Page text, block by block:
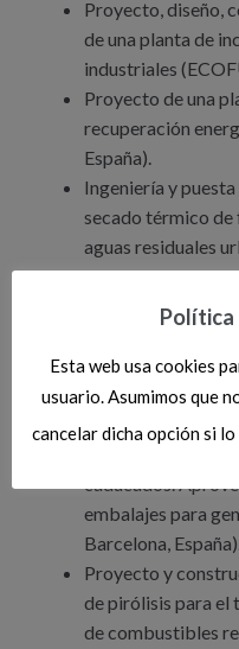
Proyecto, diseño,
de una planta de
industriales
Proyecto de una
recuperación
España).
Ingeniería y
secado térmico de
aguas residuales
capacidad de
Proyecto, diseño,
de una planta de
de laboratorios
Canovelles. España)
Desarrollo de un
caducados.
embalajes para
Barcelona,
Proyecto y
de pirólisis para el
de combustibles
Política
Esta web usa cookies
usuario. Asumimos que
cancelar dicha opción si lo